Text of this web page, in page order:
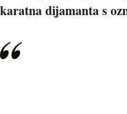
karatna dijamantas